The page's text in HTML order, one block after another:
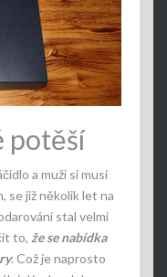
potěší
a muži si musí
se již několik let na
stal velmi
to, že se nabídka
. Což je naprosto